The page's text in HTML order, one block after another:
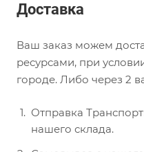
Доставка
Ваш заказ можем
ресурсами, при
городе. Либо через 2
Отправка
нашего склада.